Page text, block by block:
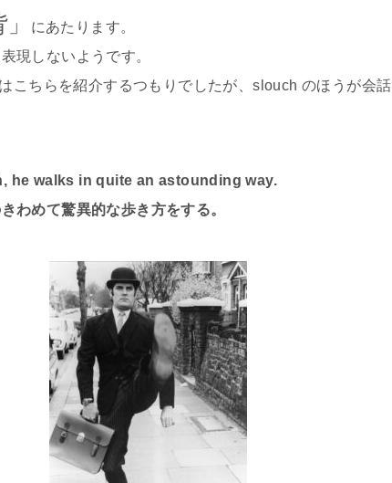
にあたります。
現しないようです。
こちらを紹介するつもりでしたが、slouch のほうが会
he walks in quite an astounding way.
わめて驚異的な歩き方をする。